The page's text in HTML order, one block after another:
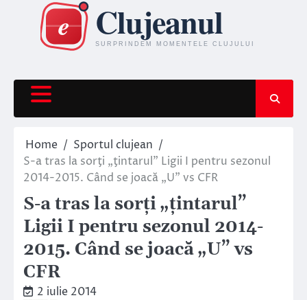
content
Home
Sportul clujean
S-a tras la sorţi „ţintarul” Ligii I pentru sezonul
2014-2015. Când se joacă „U” vs CFR
S-a tras la sorţi „ţintarul”
Ligii I pentru sezonul 2014-
2015. Când se joacă „U” vs
CFR
2 iulie 2014